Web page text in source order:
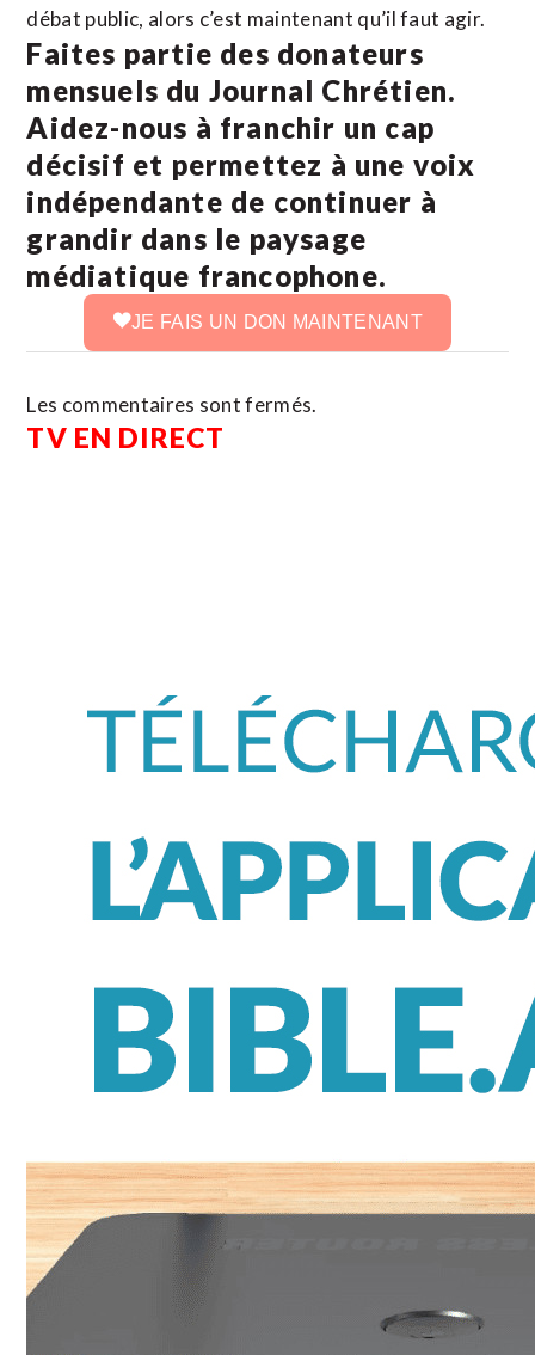
débat public, alors c’est maintenant qu’il faut agir.
Faites partie des donateurs
mensuels du Journal Chrétien.
Aidez-nous à franchir un cap
décisif et permettez à une voix
indépendante de continuer à
grandir dans le paysage
médiatique francophone.
JE FAIS UN DON MAINTENANT
Les commentaires sont fermés.
TV EN DIRECT